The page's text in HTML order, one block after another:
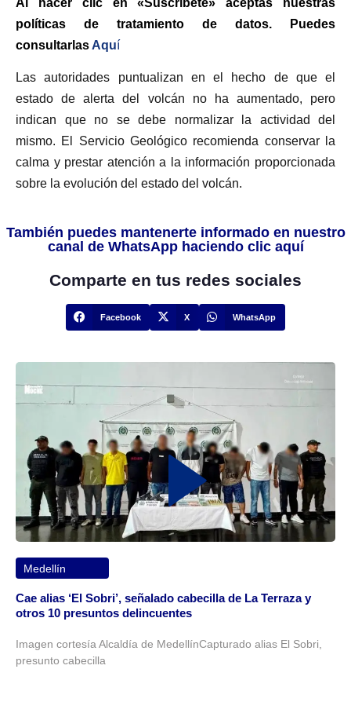
políticas de tratamiento de datos. Puedes
consultarlas Aquí
Las autoridades puntualizan en el hecho de que el
estado de alerta del volcán no ha aumentado, pero
indican que no se debe normalizar la actividad del
mismo. El Servicio Geológico recomienda conservar la
calma y prestar atención a la información proporcionada
sobre la evolución del estado del volcán.
También puedes mantenerte informado en nuestro
canal de WhatsApp haciendo clic aquí
Comparte en tus redes sociales
Facebook X WhatsApp
Medellín
Cae alias ‘El Sobri’, señalado cabecilla de La Terraza y
otros 10 presuntos delincuentes
Imagen cortesía Alcaldía de MedellínCapturado alias El Sobri,
presunto cabecilla